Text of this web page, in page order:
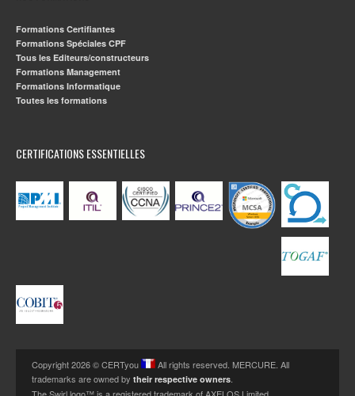
Formations Certifiantes
Formations Spéciales CPF
Tous les Editeurs/constructeurs
Formations Management
Formations Informatique
Toutes les formations
CERTIFICATIONS ESSENTIELLES
Copyright 2026 © CERTyou
All rights reserved. MERCURE. All
trademarks are owned by their respective owners.